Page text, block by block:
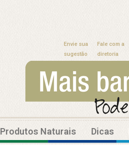
Envie sua
sugestão
Fale com a
diretoria
Produtos Naturais Dicas